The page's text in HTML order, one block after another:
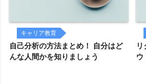
キャリア教育
自己分析の方法まとめ！ 自分はど
んな人間かを知りましょう
ウ